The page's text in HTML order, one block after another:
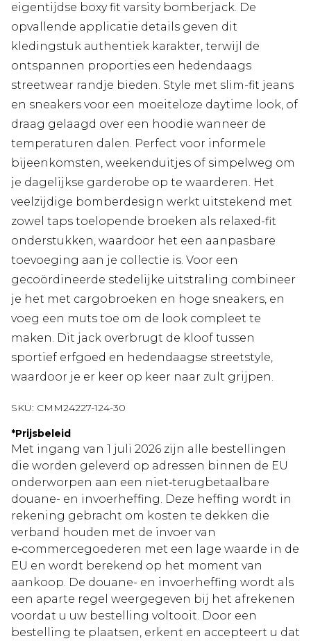
eigentijdse boxy fit varsity bomberjack. De
opvallende applicatie details geven dit
kledingstuk authentiek karakter, terwijl de
ontspannen proporties een hedendaags
streetwear randje bieden. Style met slim-fit jeans
en sneakers voor een moeiteloze daytime look, of
draag gelaagd over een hoodie wanneer de
temperaturen dalen. Perfect voor informele
bijeenkomsten, weekenduitjes of simpelweg om
je dagelijkse garderobe op te waarderen. Het
veelzijdige bomberdesign werkt uitstekend met
zowel taps toelopende broeken als relaxed-fit
onderstukken, waardoor het een aanpasbare
toevoeging aan je collectie is. Voor een
gecoördineerde stedelijke uitstraling combineer
je het met cargobroeken en hoge sneakers, en
voeg een muts toe om de look compleet te
maken. Dit jack overbrugt de kloof tussen
sportief erfgoed en hedendaagse streetstyle,
waardoor je er keer op keer naar zult grijpen.
SKU: CMM24227-124-30
*Prijsbeleid
Met ingang van 1 juli 2026 zijn alle bestellingen
die worden geleverd op adressen binnen de EU
onderworpen aan een niet‑terugbetaalbare
douane- en invoerheffing. Deze heffing wordt in
rekening gebracht om kosten te dekken die
verband houden met de invoer van
e‑commercegoederen met een lage waarde in de
EU en wordt berekend op het moment van
aankoop. De douane- en invoerheffing wordt als
een aparte regel weergegeven bij het afrekenen
voordat u uw bestelling voltooit. Door een
bestelling te plaatsen, erkent en accepteert u dat